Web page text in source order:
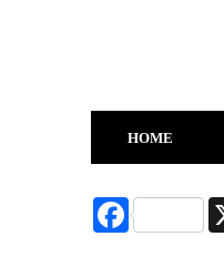
HOME
F
a